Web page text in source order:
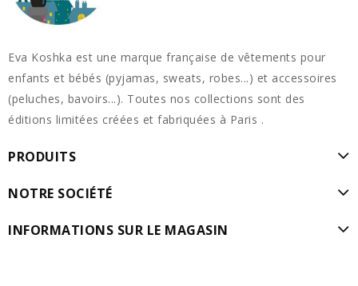
Eva Koshka est une marque française de vêtements pour
enfants et bébés (pyjamas, sweats, robes...) et accessoires
(peluches, bavoirs...). Toutes nos collections sont des
éditions limitées créées et fabriquées à Paris .
PRODUITS
NOTRE SOCIÉTÉ
INFORMATIONS SUR LE MAGASIN